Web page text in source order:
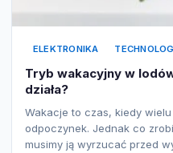
ELEKTRONIKA
Tryb wakacyjny w
działa?
Wakacje to czas, kiedy
odpoczynek. Jednak co
musimy ją wyrzucać przed